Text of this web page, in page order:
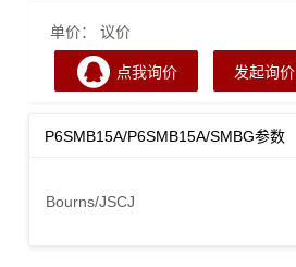
单价： 议价
点我询价 发起询价
P6SMB15A/P6SMB15A/SMBG参数
Bourns/JSCJ